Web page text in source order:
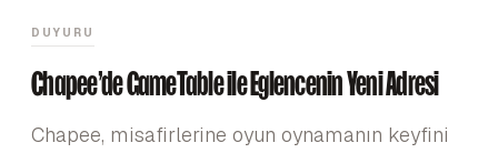
DUYURU
Chapee'de GameTable ile Eğlencenin Yeni Adresi
Chapee, misafirlerine oyun oynamanın keyfini